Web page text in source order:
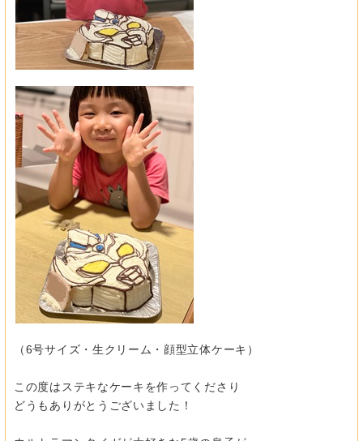
（6号サイズ・生クリーム・顔型立体ケーキ）
この度はステキなケーキを作ってくださり
どうもありがとうございました！